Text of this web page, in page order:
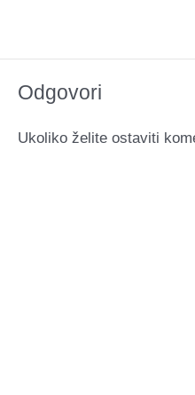
Odgovori
Ukoliko želite ostaviti